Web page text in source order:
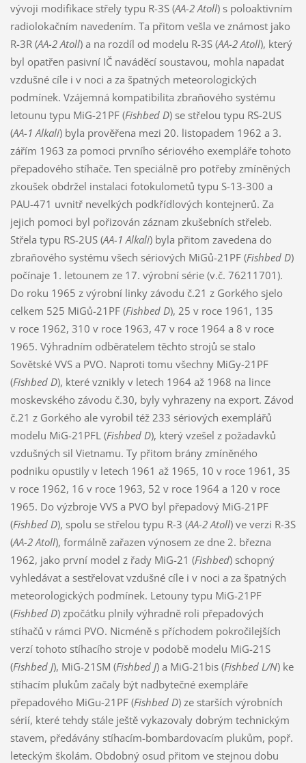
vývoji modifikace střely typu R-3S (AA-2 Atoll) s poloaktivním
radiolokačním navedením. Ta přitom vešla ve známost jako
R-3R (AA-2 Atoll) a na rozdíl od modelu R-3S (AA-2 Atoll), který
byl opatřen pasivní IČ naváděcí soustavou, mohla napadat
vzdušné cíle i v noci a za špatných meteorologických
podmínek. Vzájemná kompatibilita zbraňového systému
letounu typu MiG-21PF (Fishbed D) se střelou typu RS-2US
(AA-1 Alkali) byla prověřena mezi 20. listopadem 1962 a 3.
zářím 1963 za pomoci prvního sériového exempláře tohoto
přepadového stíhače. Ten speciálně pro potřeby zmíněných
zkoušek obdržel instalaci fotokulometů typu S-13-300 a
PAU-471 uvnitř nevelkých podkřídlových kontejnerů. Za
jejich pomoci byl pořizován záznam zkušebních střeleb.
Střela typu RS-2US (AA-1 Alkali) byla přitom zavedena do
zbraňového systému všech sériových MiGů-21PF (Fishbed D)
počínaje 1. letounem ze 17. výrobní série (v.č. 76211701).
Do roku 1965 z výrobní linky závodu č.21 z Gorkého sjelo
celkem 525 MiGů-21PF (Fishbed D), 25 v roce 1961, 135
v roce 1962, 310 v roce 1963, 47 v roce 1964 a 8 v roce
1965. Výhradním odběratelem těchto strojů se stalo
Sovětské VVS a PVO. Naproti tomu všechny MiGy-21PF
(Fishbed D), které vznikly v letech 1964 až 1968 na lince
moskevského závodu č.30, byly vyhrazeny na export. Závod
č.21 z Gorkého ale vyrobil též 233 sériových exemplářů
modelu MiG-21PFL (Fishbed D), který vzešel z požadavků
vzdušných sil Vietnamu. Ty přitom brány zmíněného
podniku opustily v letech 1961 až 1965, 10 v roce 1961, 35
v roce 1962, 16 v roce 1963, 52 v roce 1964 a 120 v roce
1965. Do výzbroje VVS a PVO byl přepadový MiG-21PF
(Fishbed D), spolu se střelou typu R-3 (AA-2 Atoll) ve verzi R-3S
(AA-2 Atoll), formálně zařazen výnosem ze dne 2. března
1962, jako první model z řady MiG-21 (Fishbed) schopný
vyhledávat a sestřelovat vzdušné cíle i v noci a za špatných
meteorologických podmínek. Letouny typu MiG-21PF
(Fishbed D) zpočátku plnily výhradně roli přepadových
stíhačů v rámci PVO. Nicméně s příchodem pokročilejších
verzí tohoto stíhacího stroje v podobě modelu MiG-21S
(Fishbed J), MiG-21SM (Fishbed J) a MiG-21bis (Fishbed L/N) ke
stíhacím plukům začaly být nadbytečné exempláře
přepadového MiGu-21PF (Fishbed D) ze starších výrobních
sérií, které tehdy stále ještě vykazovaly dobrým technickým
stavem, předávány stíhacím-bombardovacím plukům, popř.
leteckým školám. Obdobný osud přitom ve stejnou dobu